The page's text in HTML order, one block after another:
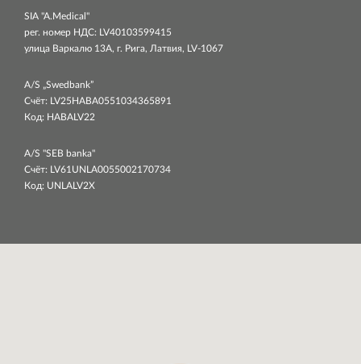
SIA "A.Medical"
рег. номер НДС: LV40103599415
улица Варкалю 13A, г. Рига, Латвия, LV-1067
A/S „Swedbank”
Счёт: LV25HABA0551034365891
Код: HABALV22
A/S "SEB banka"
Счёт: LV61UNLA0055002170734
Код: UNLALV2X